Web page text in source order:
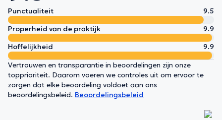
Punctualiteit
9.5
Properheid van de praktijk
9.9
Hoffelijkheid
9.9
Vertrouwen en transparantie in beoordelingen zijn onze
topprioriteit. Daarom voeren we controles uit om ervoor te
zorgen dat elke beoordeling voldoet aan ons
beoordelingsbeleid. Beoordelingsbeleid